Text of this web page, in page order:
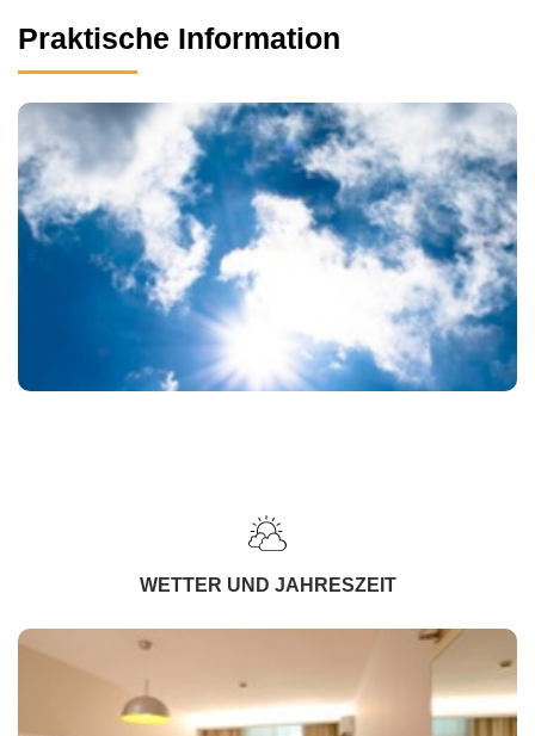
Praktische Information
WETTER UND JAHRESZEIT